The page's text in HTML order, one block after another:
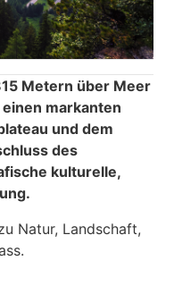
Metern über Meer
markanten
und dem
des
kulturelle,
Natur, Landschaft,